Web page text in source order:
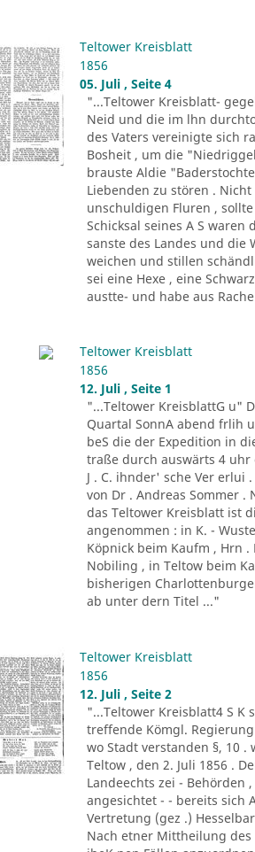
Teltower Kreisblatt
1856
05. Juli , Seite 4
"...Teltower Kreisblatt-
Neid und die im lhn
des Vaters vereinigte sich
Bosheit , um die
brauste Aldie
Liebenden zu stören .
unschuldigen Fluren ,
Schicksal seines A S
sanste des Landes und
weichen und stillen
sei eine Hexe , eine
austte- und habe aus
Teltower Kreisblatt
1856
12. Juli , Seite 1
"...Teltower KreisblattG u"
Quartal SonnA abend frlih
beS die der Expedition in
traße durch auswärts 4
J . C. ihnder' sche Ver
von Dr . Andreas Sommer .
das Teltower Kreisblatt ist
angenommen : in K. -
Köpnick beim Kaufm , Hrn
Nobiling , in Teltow beim
bisherigen
ab unter dern Titel ..."
Teltower Kreisblatt
1856
12. Juli , Seite 2
"...Teltower Kreisblatt4 S K
treffende Kömgl.
wo Stadt verstanden §, 10
Teltow , den 2. Juli 1856 .
Landeechts zei - Behörden
angesichtet - - bereits sich
Vertretung (gez .)
Nach etner Mittheilung